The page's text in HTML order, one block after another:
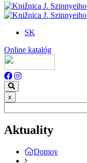
SK
Online katalóg
x
Aktuality
Domov